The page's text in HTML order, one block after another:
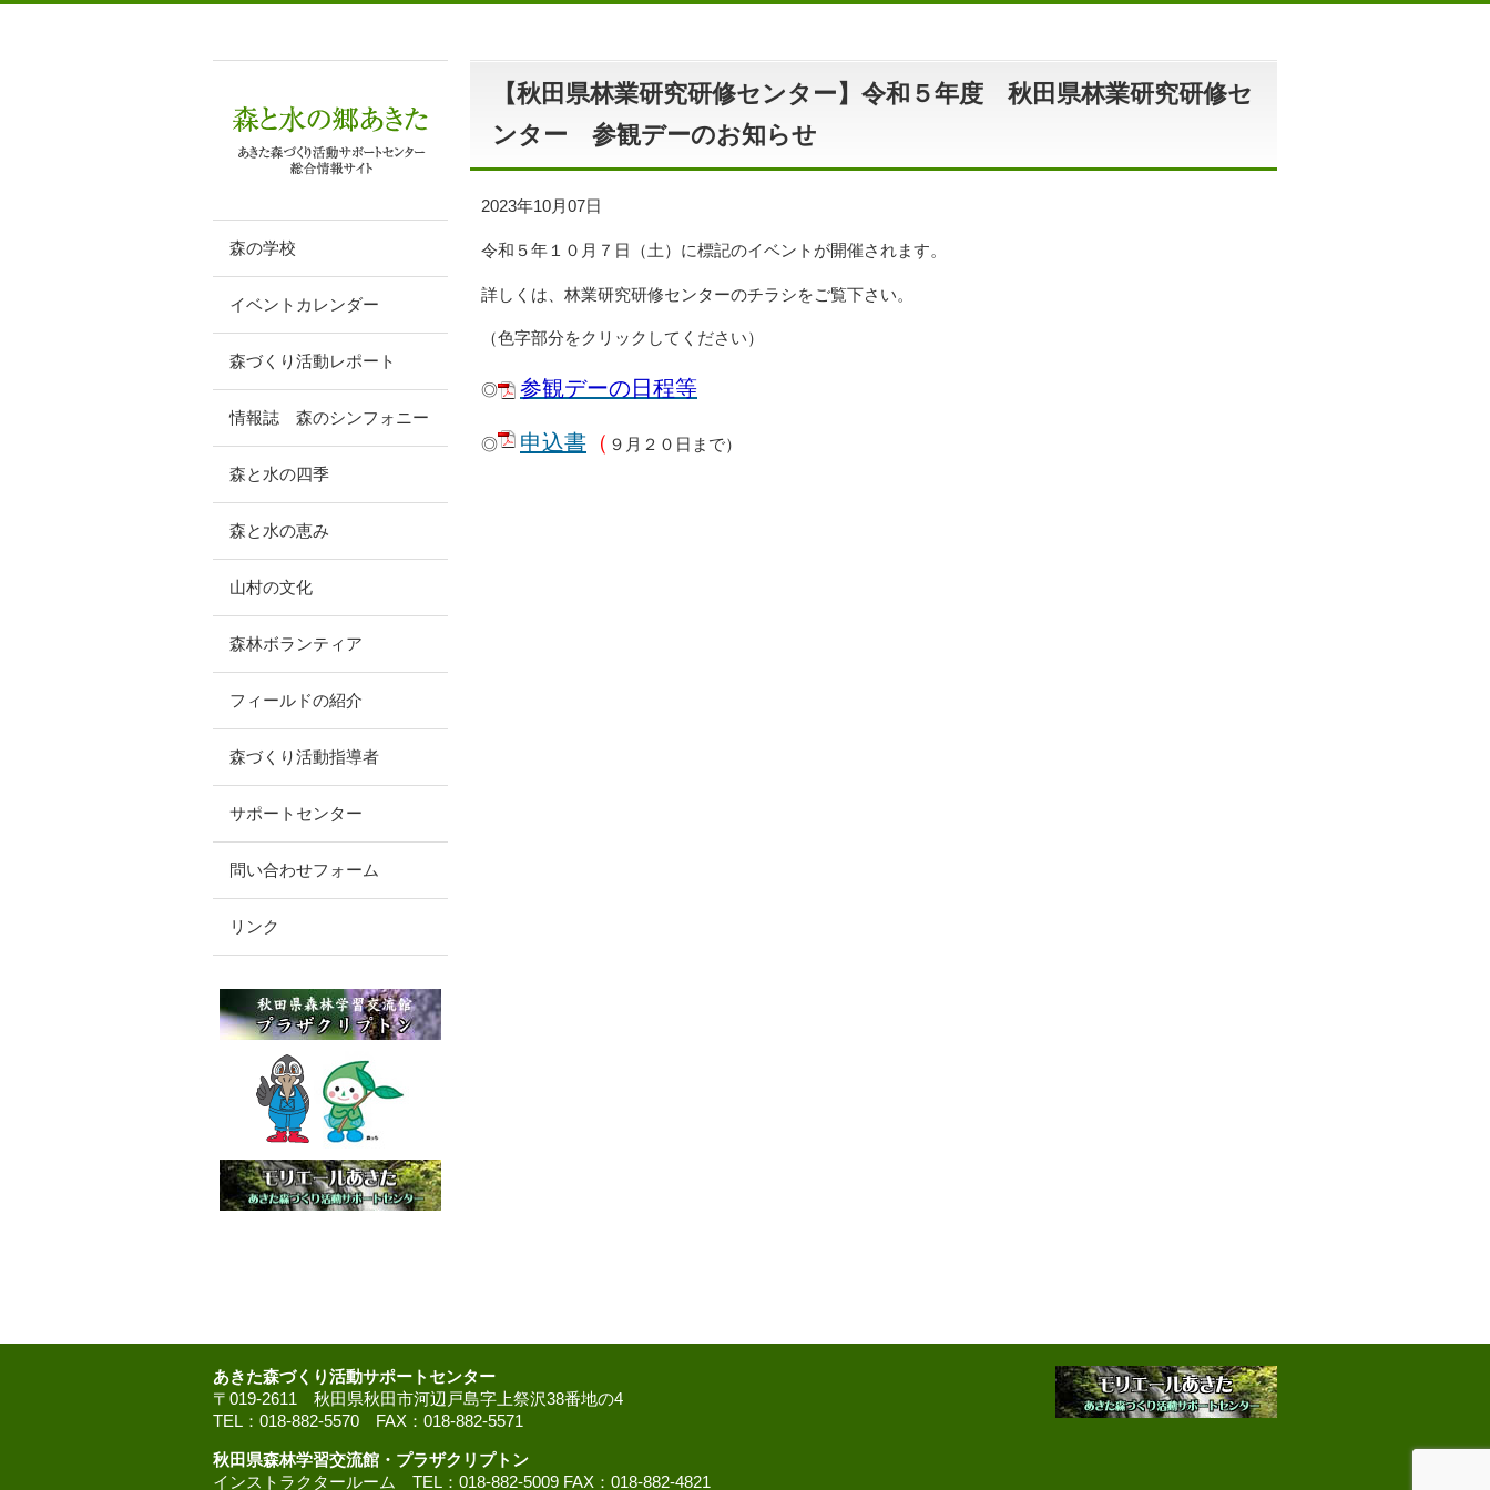
森の学校
イベントカレンダー
森づくり活動レポート
情報誌 森のシンフォニー
森と水の四季
森と水の恵み
山村の文化
森林ボランティア
フィールドの紹介
森づくり活動指導者
サポートセンター
問い合わせフォーム
リンク
【秋田県林業研究研修センター】令和５年度 秋田県林業研究研修セ
ンター 参観デーのお知らせ
2023年10月07日
令和５年１０月７日（土）に標記のイベントが開催されます。
詳しくは、林業研究研修センターのチラシをご覧下さい。
（色字部分をクリックしてください）
◎ 参観デーの日程等
◎ 申込書 （ ９月２０日まで）
あきた森づくり活動サポートセンター
〒019-2611 秋田県秋田市河辺戸島字上祭沢38番地の4
TEL：018-882-5570 FAX：018-882-5571
秋田県森林学習交流館・プラザクリプトン
インストラクタールーム TEL：018-882-5009 FAX：018-882-4821